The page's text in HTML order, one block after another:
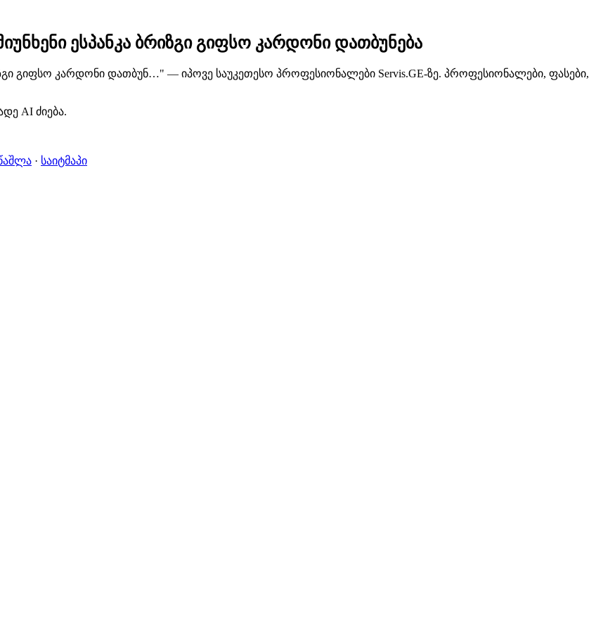
ესპანკა ბრიზგი გიფსო კარდონი დათბუნება
გიფსო კარდონი დათბუნ…" — იპოვე საუკეთესო პროფესიონალები Servis.GE-ზე. პროფესიონალები, ფასები,
AI ძიება.
· საიტმაპი